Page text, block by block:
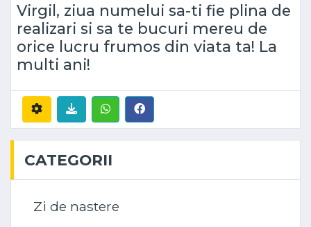
Virgil, ziua numelui sa-ti fie plina de
realizari si sa te bucuri mereu de
orice lucru frumos din viata ta! La
multi ani!
CATEGORII
Zi de nastere